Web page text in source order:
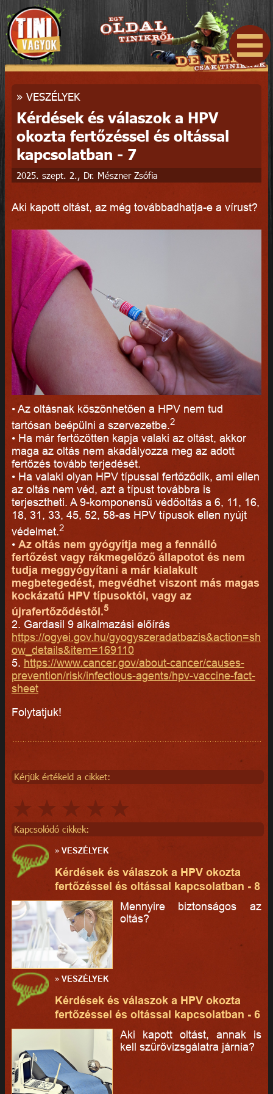
» VESZÉLYEK
Kérdések és válaszok a HPV
okozta fertőzéssel és oltással
kapcsolatban - 7
2025. szept. 2., Dr. Mészner Zsófia
Aki kapott oltást, az még továbbadhatja-e a vírust?
• Az oltásnak köszönhetően a HPV nem tud
tartósan beépülni a szervezetbe.2
• Ha már fertőzötten kapja valaki az oltást, akkor
maga az oltás nem akadályozza meg az adott
fertőzés tovább terjedését.
• Ha valaki olyan HPV típussal fertőződik, ami ellen
az oltás nem véd, azt a típust továbbra is
terjesztheti. A 9-komponensű védőoltás a 6, 11, 16,
18, 31, 33, 45, 52, 58-as HPV típusok ellen nyújt
védelmet.2
• Az oltás nem gyógyítja meg a fennálló
fertőzést vagy rákmegelőző állapotot és nem
tudja meggyógyítani a már kialakult
megbetegedést, megvédhet viszont más magas
kockázatú HPV típusoktól, vagy az
újrafertőződéstől.5
2. Gardasil 9 alkalmazási előírás
https://ogyei.gov.hu/gyogyszeradatbazis&action=sh
ow_details&item=169110
5. https://www.cancer.gov/about-cancer/causes-
prevention/risk/infectious-agents/hpv-vaccine-fact-
sheet
Folytatjuk!
Kérjük értékeld a cikket:
Kapcsolódó cikkek:
»VESZÉLYEK
Kérdések és válaszok a HPV okozta
fertőzéssel és oltással kapcsolatban - 8
Mennyire biztonságos az
oltás?
»VESZÉLYEK
Kérdések és válaszok a HPV okozta
fertőzéssel és oltással kapcsolatban - 6
Aki kapott oltást, annak is
kell szűrővizsgálatra járnia?